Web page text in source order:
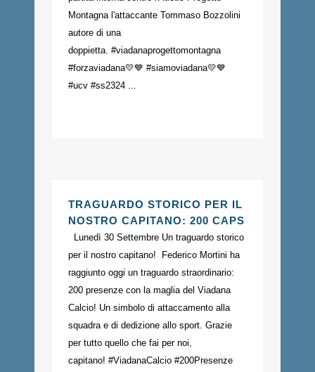
Montagna l'attaccante Tommaso Bozzolini
autore di una
doppietta. #viadanaprogettomontagna
#forzaviadana💛💙 #siamoviadana💛💙
#ucv #ss2324 ...
TRAGUARDO STORICO PER IL
NOSTRO CAPITANO: 200 CAPS
Lunedì 30 Settembre Un traguardo storico
per il nostro capitano! Federico Mortini ha
raggiunto oggi un traguardo straordinario:
200 presenze con la maglia del Viadana
Calcio! Un simbolo di attaccamento alla
squadra e di dedizione allo sport. Grazie
per tutto quello che fai per noi,
capitano! #ViadanaCalcio #200Presenze